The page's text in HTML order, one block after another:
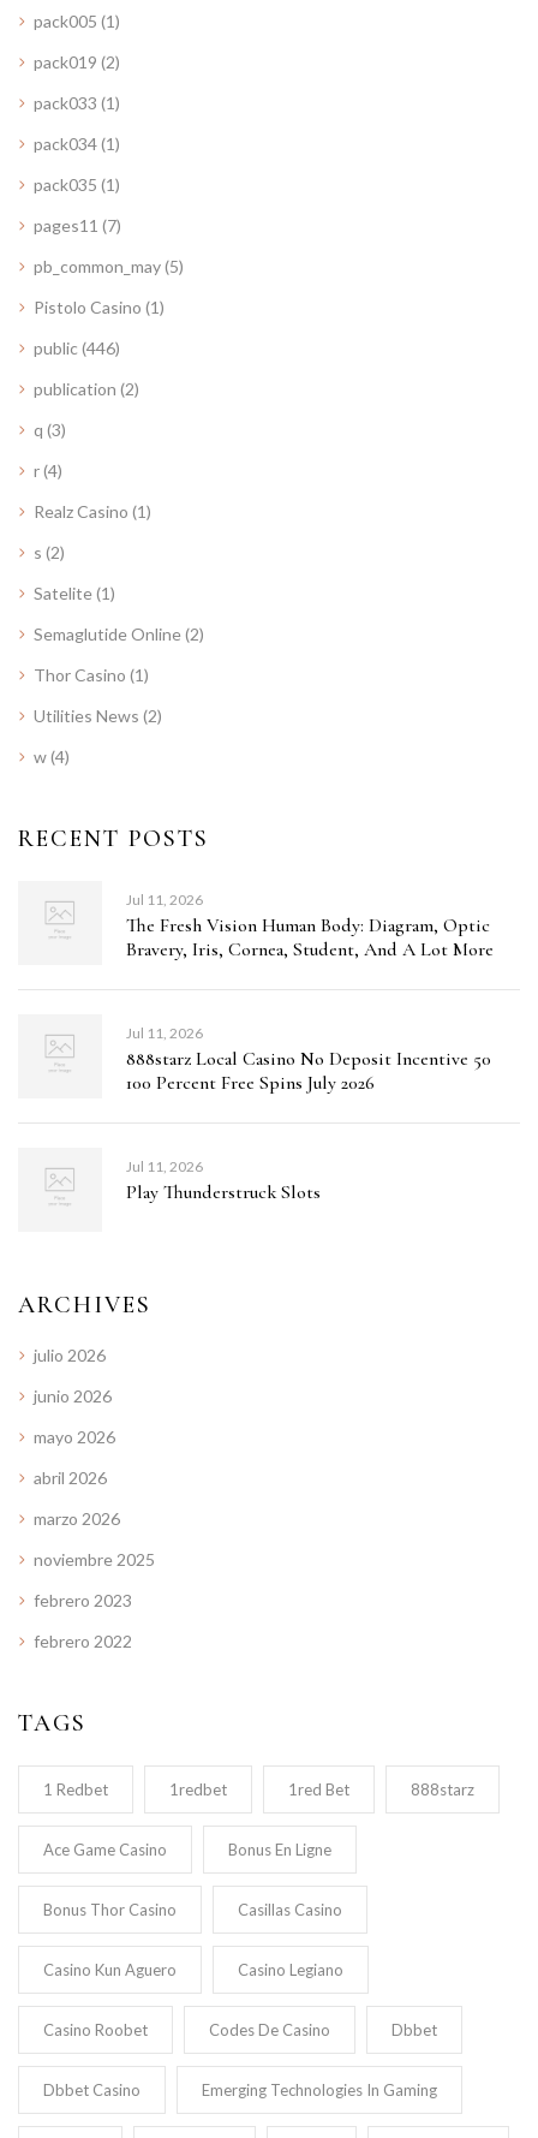
pack005 (1)
pack019 (2)
pack033 (1)
pack034(1)
pack035 (1)
pages11 (7)
pb_common_may(5)
Pistolo Casino (1)
public (446)
publication (2)
q (3)
r(4)
Realz Casino (1)
s (2)
Satelite(1)
Semaglutide Online(2)
Thor Casino (1)
Utilities News (2)
w(4)
RECENT POSTS
Jul 11, 2026
The Fresh Vision Human Body: Diagram, Optic
Bravery, Iris, Cornea, Student, And A Lot More
Jul 11, 2026
888starz Local Casino No Deposit Incentive 50
100 Percent Free Spins July 2026
Jul 11, 2026
Play Thunderstruck Slots
ARCHIVES
julio 2026
junio 2026
mayo 2026
abril 2026
marzo 2026
noviembre 2025
febrero 2023
febrero 2022
TAGS
1 Redbet 1redbet 1red Bet 888starz
Ace Game Casino Bonus En Ligne
Bonus Thor Casino Casillas Casino
Casino Kun Aguero Casino Legiano
Casino Roobet Codes De Casino Dbbet
Dbbet Casino Emerging Technologies In Gaming